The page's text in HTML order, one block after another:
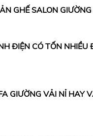
GHẾ SALON
ĐIỆN CÓ TỐN NHIỀU
GIƯỜNG VẢI NỈ HAY